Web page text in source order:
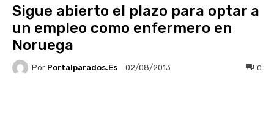
Sigue abierto el plazo para optar a
un empleo como enfermero en
Noruega
Por Portalparados.es 02/08/2013 0